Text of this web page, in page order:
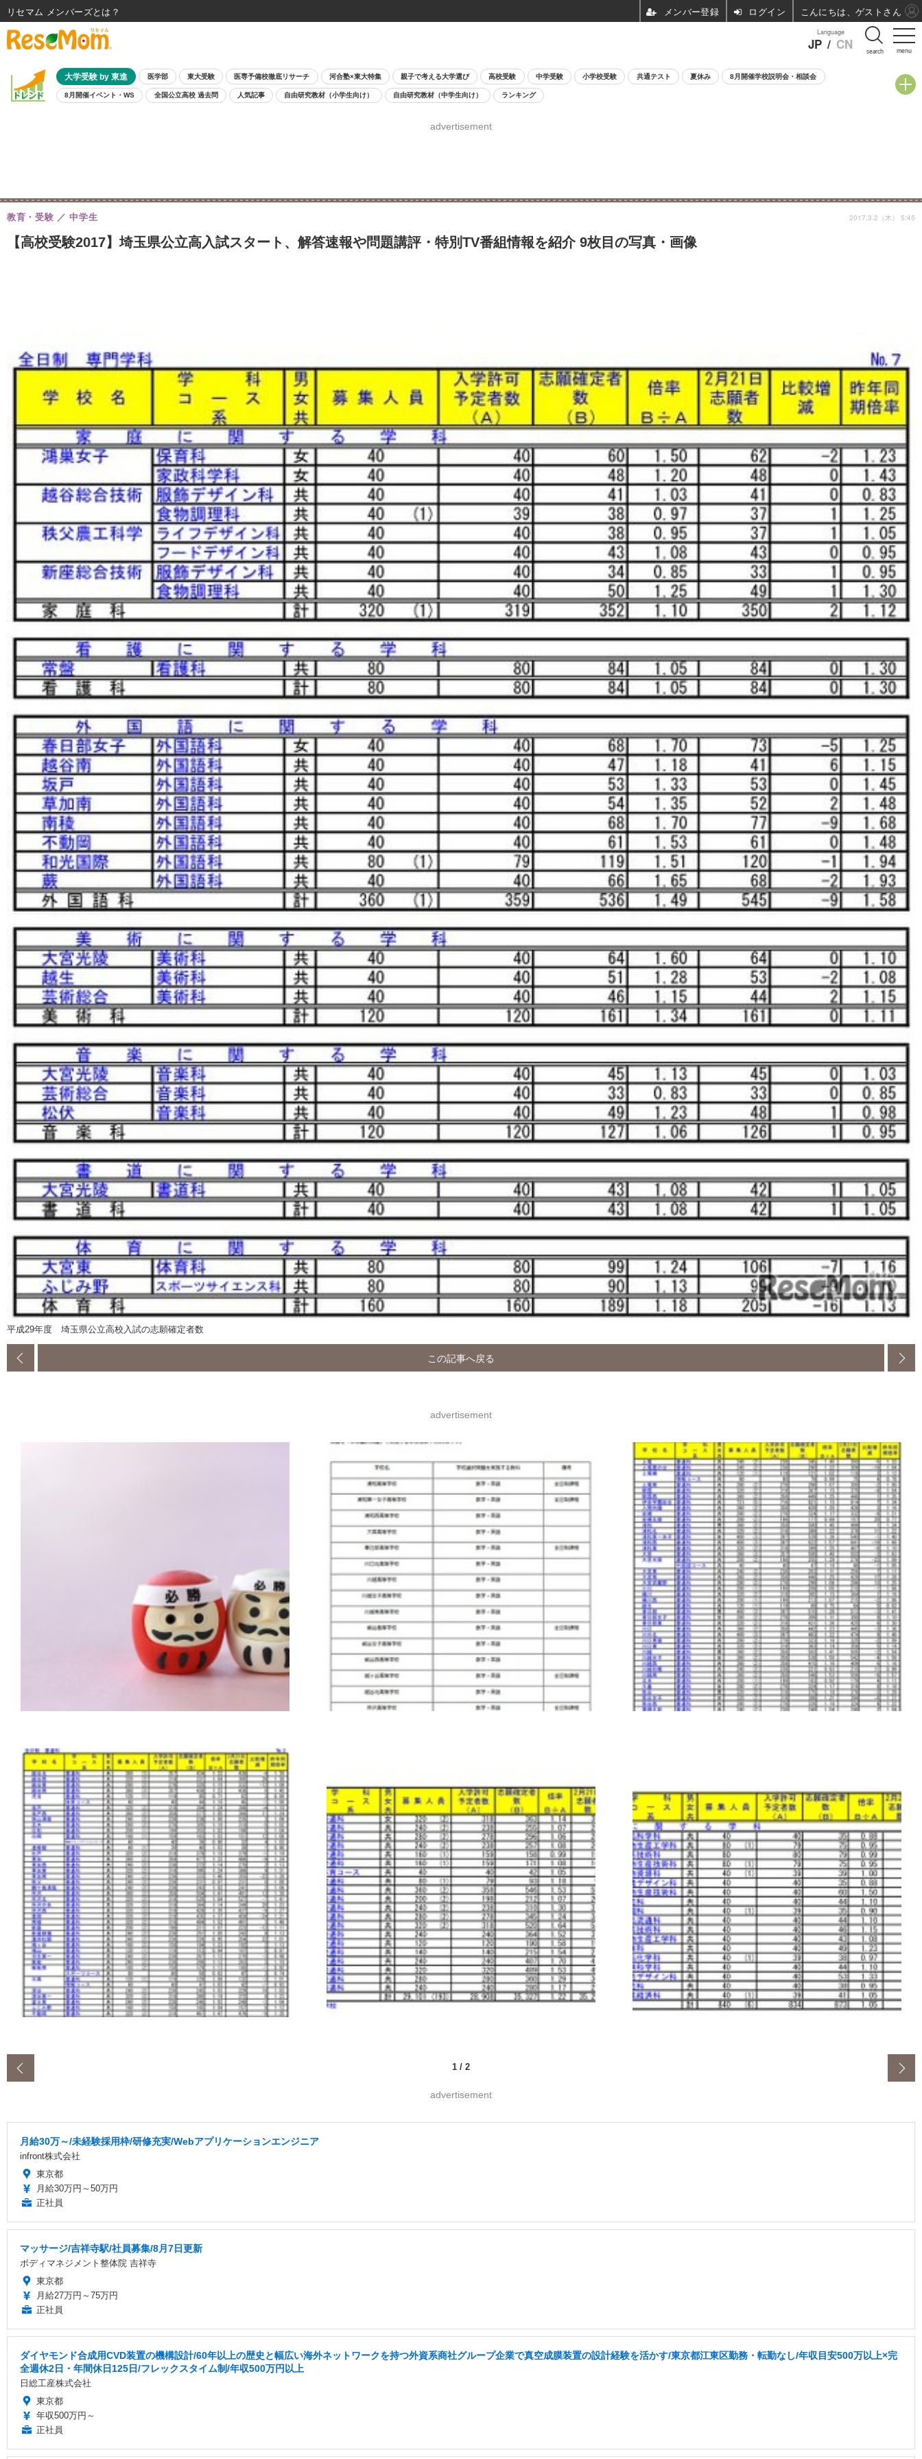
menu
Language
JP / CN search
大学受験 by 東進 医学部 東大受験 医専予備校徹底リサーチ 河合塾×東大特集 親子で考える大学選び 高校受験 中学受験 小学校受験 共通テスト 夏休み 8月開催学校説明会・相談会
8月開催イベント・WS 全国公立高校 過去問 人気記事 自由研究教材（小学生向け） 自由研究教材（中学生向け） ランキング
advertisement
【高校受験2017】埼玉県公立高入試スタート、解答速報や問題講評・特別TV番組情報を紹介 9枚目の写真・画像
教育・受験 中学生 2017.3.2（木） 5:45
平成29年度 埼玉県公立高校入試の志願確定者数
この記事へ戻る
advertisement
1 / 2
advertisement
月給30万～/未経験採用枠/研修充実/Webアプリケーションエンジニア
infront株式会社
東京都
月給30万円～50万円
正社員
マッサージ/吉祥寺駅/社員募集/8月7日更新
ボディマネジメント整体院 吉祥寺
東京都
月給27万円～75万円
正社員
ダイヤモンド合成用CVD装置の機構設計/60年以上の歴史と幅広い海外ネットワークを持つ外資系商社グループ企業で真空成膜装置の設計経験を活かす/東京都江東区勤務・転勤なし/年収目安500万以上×完
全週休2日・年間休日125日/フレックスタイム制/年収500万円以上
日総工産株式会社
東京都
年収500万円～
正社員
リセマム メンバーズ ログイン こんにちは、ゲストさん